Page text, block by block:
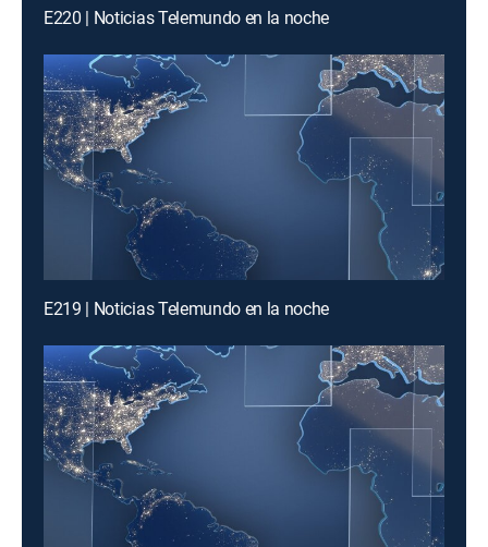
E220 | Noticias Telemundo en la noche
E219 | Noticias Telemundo en la noche